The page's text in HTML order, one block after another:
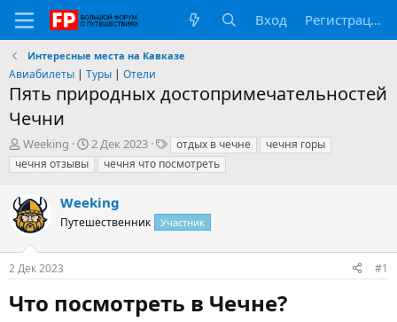
Вход Регистрация
Интересные места на Кавказе
Авиабилеты | Туры | Отели
Пять природных достопримечательностей
Чечни
А
в
т
р
т
е
м
ы
Weeking
Д
а
т
н
а
а
2 Дек 2023
Т
е
г
отдых в чечне
чечня горы
чечня отзывы
чечня что посмотреть
Weeking
Путешественник Участник
2 Дек 2023 #1
Что посмотреть в Чечне?​